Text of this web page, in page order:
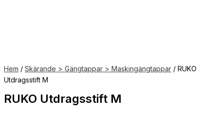
Hem / Skärande > Gängtappar > Maskingängtappar / RUKO
Utdragsstift M
RUKO Utdragsstift M